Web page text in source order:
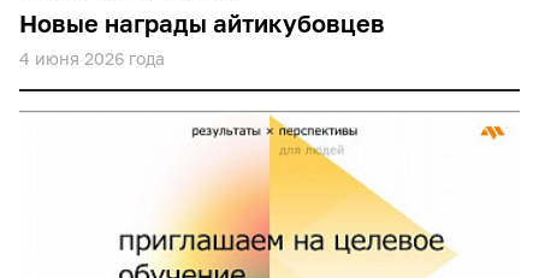
Новые награды айтикубовцев
4 июня 2026 года